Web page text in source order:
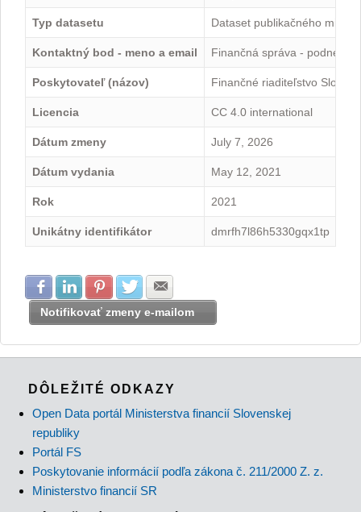
Typ datasetu Dataset publikačného
Kontaktný bod - meno a email Finančná správa -
Poskytovateľ (názov) Finančné riaditeľstvo
Licencia CC 4.0 international
Dátum zmeny July 7, 2026
Dátum vydania May 12, 2021
Rok 2021
Unikátny identifikátor dmrfh7l86h5330gqx1tp
Zdielať na Facebook
Zdielať na LinkedIn
Zdielať na Pinterest
Zdielať na Twitter
Notifikovať zmeny e-mailom
DÔLEŽITÉ ODKAZY
Open Data portál Ministerstva financií Slovenskej
republiky
Portál FS
Poskytovanie informácií podľa zákona č. 211/2000 Z. z.
Ministerstvo financií SR